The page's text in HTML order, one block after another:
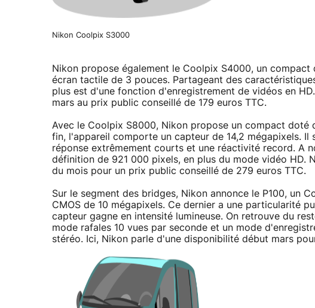
Nikon Coolpix S3000
Nikon propose également le Coolpix S4000, un
écran tactile de 3 pouces. Partageant des
plus est d'une fonction d'enregistrement de vidéos en
mars au prix public conseillé de 179 euros TTC.
Avec le Coolpix S8000, Nikon propose un compact
fin, l'appareil comporte un capteur de 14,2 mégapixels.
réponse extrêmement courts et une réactivité record. A
définition de 921 000 pixels, en plus du mode vidéo HD.
du mois pour un prix public conseillé de 279 euros TTC.
Sur le segment des bridges, Nikon annonce le P100, un
CMOS de 10 mégapixels. Ce dernier a une particularité
capteur gagne en intensité lumineuse. On retrouve du
mode rafales 10 vues par seconde et un mode
stéréo. Ici, Nikon parle d'une disponibilité début mars